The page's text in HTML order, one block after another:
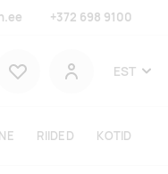
+372 698 9100
Kasutaja
EST
RIIDED KOTID